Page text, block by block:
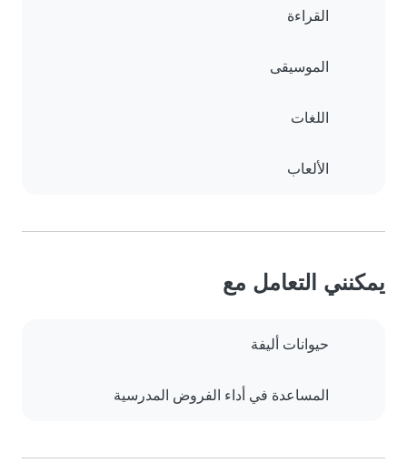
القراءة
الموسيقى
اللغات
الألعاب
يمكنني التعامل مع
حيوانات أليفة
المساعدة في أداء الفروض المدرسية